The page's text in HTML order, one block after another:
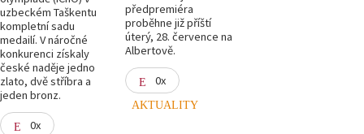
uzbeckém Taškentu
kompletní sadu
medailí. V náročné
konkurenci získaly
české naděje jedno
zlato, dvě stříbra a
jeden bronz.
0x
předpremiéra
proběhne již příští
úterý, 28. července na
Albertově.
0x
AKTUALITY